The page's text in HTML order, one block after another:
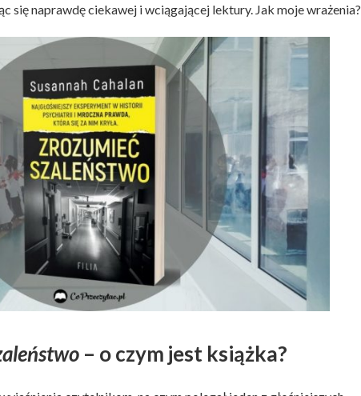
się naprawdę ciekawej i wciągającej lektury. Jak moje wrażenia?
– o czym jest książka?